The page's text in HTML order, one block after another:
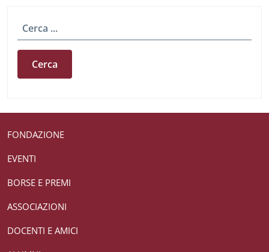
Cerca
FONDAZIONE
EVENTI
BORSE E PREMI
ASSOCIAZIONI
DOCENTI E AMICI